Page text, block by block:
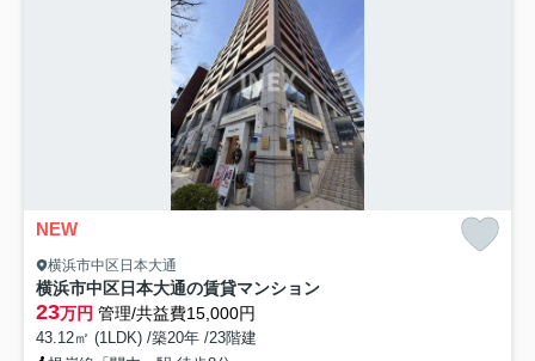
NEW
横浜市中区日本大通
横浜市中区日本大通の賃貸マンション
23万円 管理/共益費15,000円
43.12㎡ (1LDK) /築20年 /23階建